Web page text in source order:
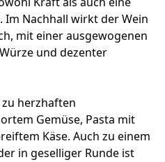
Nachhall wirkt der Wein
mit einer ausgewogenen
und dezenter
herzhaften
Gemüse, Pasta mit
Käse. Auch zu einem
in geselliger Runde ist